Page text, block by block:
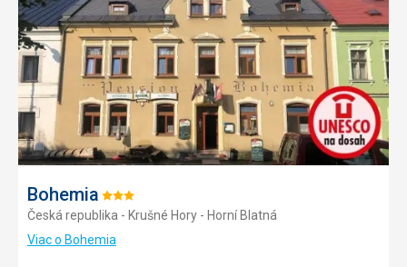
Bohemia Hodnotenie:
3/5
Česká republika - Krušné Hory - Horní Blatná
Viac o Bohemia